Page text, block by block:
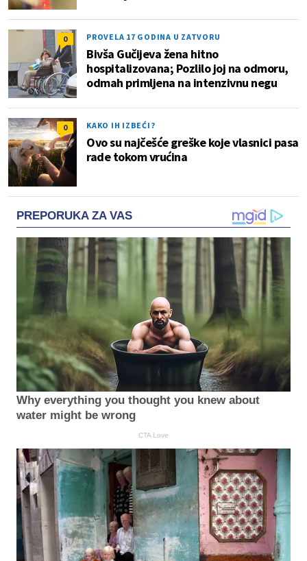
0 PROVELA 17 GODINA U ZATVORU
Bivša Gučijeva žena hitno
hospitalizovana; Pozlilo joj na odmoru,
odmah primljena na intenzivnu negu
0 KAKO IH IZBEĆI?
Ovo su najčešće greške koje vlasnici pasa
rade tokom vrućina
PREPORUKA ZA VAS
Why everything you thought you knew about
water might be wrong
CTA Love